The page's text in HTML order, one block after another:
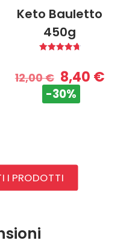
Keto Bauletto
450g
su 5
12,00€ 8,40 €
-30%
I PRODOTTI